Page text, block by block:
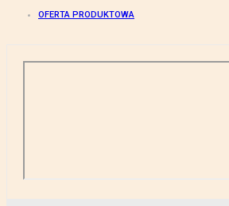
OFERTA PRODUKTOWA